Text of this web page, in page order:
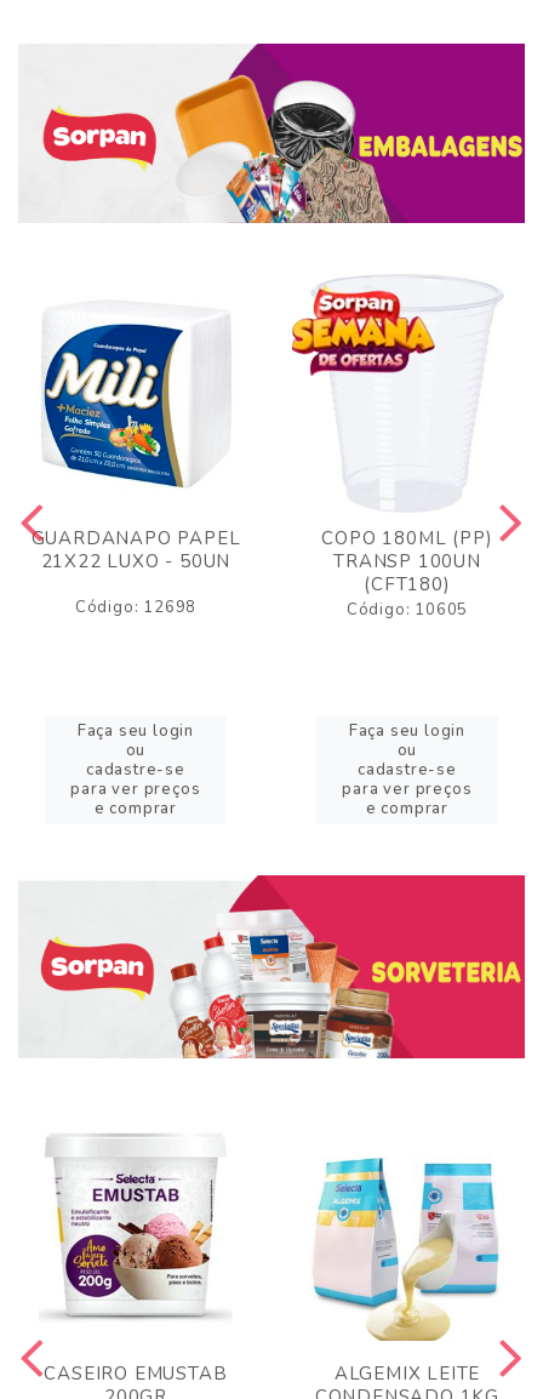
GUARDANAPO PAPEL
21X22 LUXO - 50UN
Código: 12698
Faça seu login
ou
cadastre-se
para ver preços
e comprar
COPO 180ML (PP)
TRANSP 100UN
(CFT180)
Código: 10605
Faça seu login
ou
cadastre-se
para ver preços
e comprar
CASEIRO EMUSTAB
ALGEMIX LEITE